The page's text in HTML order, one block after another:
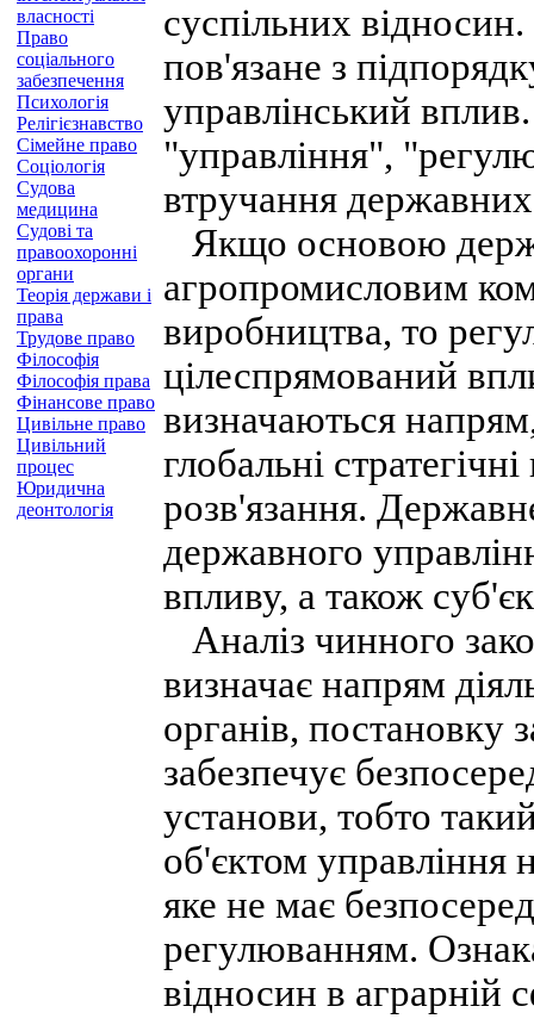
власності
Право
соціального
забезпечення
Психологія
Релігієзнавство
Сімейне право
Соціологія
Судова
медицина
Судові та
правоохоронні
органи
Теорія держави і
права
Трудове право
Філософія
Філософія права
Фінансове право
Цивільне право
Цивільний
процес
Юридична
деонтологія
суспільних
пов'язане з
управлінський
"управління",
втручання
Якщо основою
агропромисловим
виробництва, то
цілеспрямований
визначаються
глобальні
розв'язання.
державного
впливу, а також
Аналіз чинного
визначає напрям
органів, постановку
забезпечує
установи, тобто
об'єктом управління
яке не має
регулюванням.
відносин в аграрній